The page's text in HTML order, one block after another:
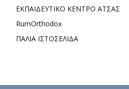
ΕΚΠΑΙΔΕΥΤΙΚΟ ΚΕΝΤΡΟ ΑΤΣΑΣ
RumOrthodox
ΠΑΛΙΑ ΙΣΤΟΣΕΛΙΔΑ